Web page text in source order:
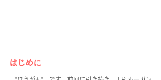
はじめに